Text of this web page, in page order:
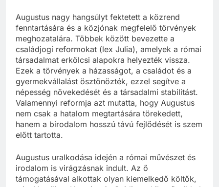
Augustus nagy hangsúlyt fektetett a közrend
fenntartására és a közjónak megfelelő törvények
meghozatalára. Többek között bevezette a
családjogi reformokat (lex Julia), amelyek a római
társadalmat erkölcsi alapokra helyezték vissza.
Ezek a törvények a házasságot, a családot és a
gyermekvállalást ösztönözték, ezzel segítve a
népesség növekedését és a társadalmi stabilitást.
Valamennyi reformja azt mutatta, hogy Augustus
nem csak a hatalom megtartására törekedett,
hanem a birodalom hosszú távú fejlődését is szem
előtt tartotta.
Augustus uralkodása idején a római művészet és
irodalom is virágzásnak indult. Az ő
támogatásával alkottak olyan kiemelkedő költők,